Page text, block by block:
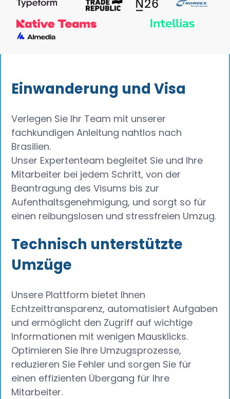
Einwanderung und Visa
Verlegen Sie Ihr Team mit unserer
fachkundigen Anleitung nahtlos nach
Brasilien.
Unser Expertenteam begleitet Sie und Ihre
Mitarbeiter bei jedem Schritt, von der
Beantragung des Visums bis zur
Aufenthaltsgenehmigung, und sorgt so für
einen reibungslosen und stressfreien Umzug.
Technisch unterstützte
Umzüge
Unsere Plattform bietet Ihnen
Echtzeittransparenz, automatisiert Aufgaben
und ermöglicht den Zugriff auf wichtige
Informationen mit wenigen Mausklicks.
Optimieren Sie Ihre Umzugsprozesse,
reduzieren Sie Fehler und sorgen Sie für
einen effizienten Übergang für Ihre
Mitarbeiter.